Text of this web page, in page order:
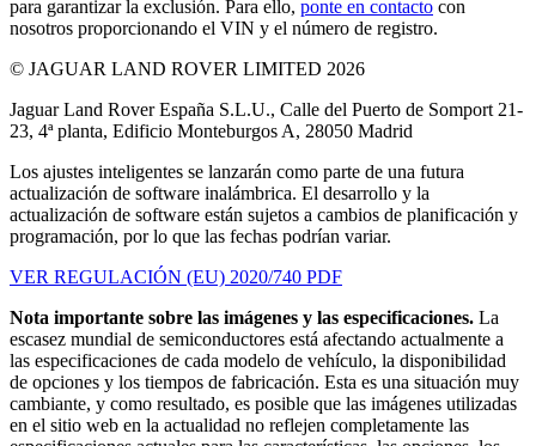
para garantizar la exclusión. Para ello, ponte en contacto con
nosotros proporcionando el VIN y el número de registro.
© JAGUAR LAND ROVER LIMITED 2026
Jaguar Land Rover España S.L.U., Calle del Puerto de Somport 21-
23, 4ª planta, Edificio Monteburgos A, 28050 Madrid
Los ajustes inteligentes se lanzarán como parte de una futura
actualización de software inalámbrica. El desarrollo y la
actualización de software están sujetos a cambios de planificación y
programación, por lo que las fechas podrían variar.
VER REGULACIÓN (EU) 2020/740 PDF
Nota importante sobre las imágenes y las especificaciones. La
escasez mundial de semiconductores está afectando actualmente a
las especificaciones de cada modelo de vehículo, la disponibilidad
de opciones y los tiempos de fabricación. Esta es una situación muy
cambiante, y como resultado, es posible que las imágenes utilizadas
en el sitio web en la actualidad no reflejen completamente las